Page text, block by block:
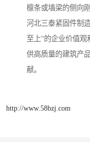
檩条或墙梁的侧向
河北三泰紧固件制
至上”的企业价值
供高质量的建筑产
献。
http://www.58bzj.com